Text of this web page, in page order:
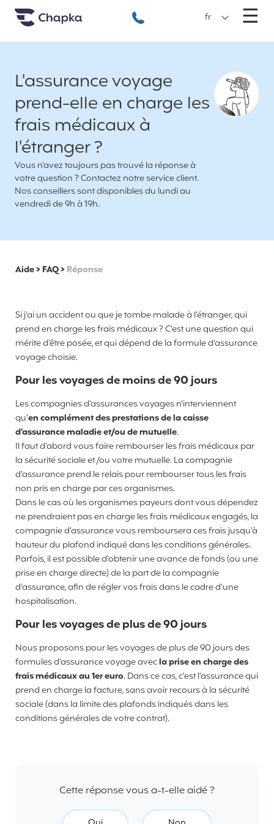
Chapka Assurances Voyages
+33 1 74 85 50 50
fr ☰
L'assurance voyage
prend-elle en charge les
frais médicaux à
l'étranger ?
Vous n’avez toujours pas trouvé la réponse à
votre question ? Contactez notre service client.
Nos conseillers sont disponibles du lundi au
vendredi de 9h à 19h.
Aide> FAQ> Réponse
Si j’ai un accident ou que je tombe malade à l’étranger, qui
prend en charge les frais médicaux ? C'est une question qui
mérite d'être posée, et qui dépend de la formule d'assurance
voyage choisie.
Pour les voyages de moins de 90 jours
Les compagnies d’assurances voyages n'interviennent
qu’en complément des prestations de la caisse
d’assurance maladie et/ou de mutuelle.
Il faut d’abord vous faire rembourser les frais médicaux par
la sécurité sociale et /ou votre mutuelle. La compagnie
d’assurance prend le relais pour rembourser tous les frais
non pris en charge par ces organismes.
Dans le cas où les organismes payeurs dont vous dépendez
ne prendraient pas en charge les frais médicaux engagés, la
compagnie d’assurance vous remboursera ces frais jusqu’à
hauteur du plafond indiqué dans les conditions générales.
Parfois, il est possible d’obtenir une avance de fonds (ou une
prise en charge directe) de la part de la compagnie
d’assurance, afin de régler vos frais dans le cadre d’une
hospitalisation.
Pour les voyages de plus de 90 jours
Nous proposons pour les voyages de plus de 90 jours des
formules d'assurance voyage avecla prise en charge des
frais médicaux au 1er euro. Dans ce cas, c'est l'assurance qui
prend en charge la facture, sans avoir recours à la sécurité
sociale (dans la limite des plafonds indiqués dans les
conditions générales de votre contrat).
Cette réponse vous a-t-elle aidé ?